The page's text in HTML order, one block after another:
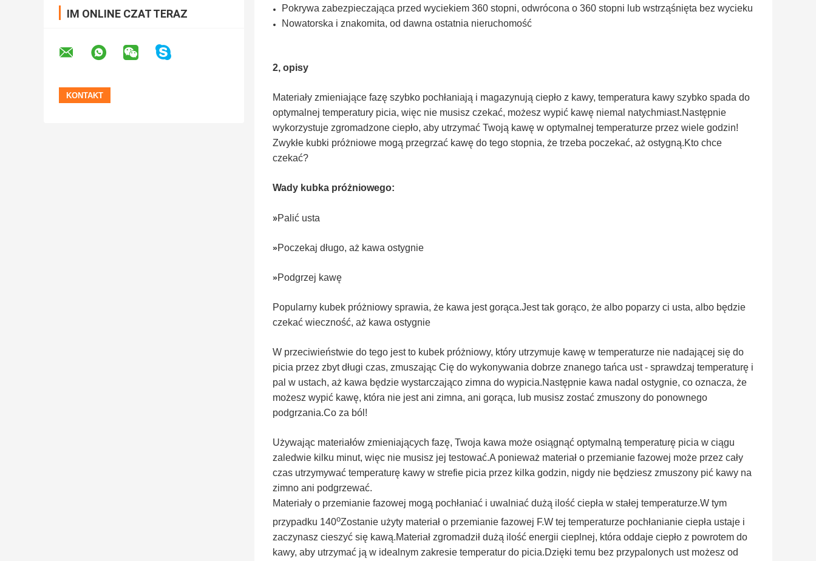
IM ONLINE CZAT TERAZ
Pokrywa zabezpieczająca przed wyciekiem 360 stopni, odwrócona o 360 stopni lub wstrząśnięta bez wycieku
Nowatorska i znakomita, od dawna ostatnia nieruchomość
2, opisy
Materiały zmieniające fazę szybko pochłaniają i magazynują ciepło z kawy, temperatura kawy szybko spada do
optymalnej temperatury picia, więc nie musisz czekać, możesz wypić kawę niemal natychmiast.Następnie
wykorzystuje zgromadzone ciepło, aby utrzymać Twoją kawę w optymalnej temperaturze przez wiele godzin!
Zwykłe kubki próżniowe mogą przegrzać kawę do tego stopnia, że ​​trzeba poczekać, aż ostygną.Kto chce
czekać?
Wady kubka próżniowego:
»Palić usta
»Poczekaj długo, aż kawa ostygnie
»Podgrzej kawę
Popularny kubek próżniowy sprawia, że ​​kawa jest gorąca.Jest tak gorąco, że albo poparzy ci usta, albo będzie
czekać wieczność, aż kawa ostygnie
W przeciwieństwie do tego jest to kubek próżniowy, który utrzymuje kawę w temperaturze nie nadającej się do
picia przez zbyt długi czas, zmuszając Cię do wykonywania dobrze znanego tańca ust - sprawdzaj temperaturę i
pal w ustach, aż kawa będzie wystarczająco zimna do wypicia.Następnie kawa nadal ostygnie, co oznacza, że ​​
możesz wypić kawę, która nie jest ani zimna, ani gorąca, lub musisz zostać zmuszony do ponownego
podgrzania.Co za ból!
Używając materiałów zmieniających fazę, Twoja kawa może osiągnąć optymalną temperaturę picia w ciągu
zaledwie kilku minut, więc nie musisz jej testować.A ponieważ materiał o przemianie fazowej może przez cały
czas utrzymywać temperaturę kawy w strefie picia przez kilka godzin, nigdy nie będziesz zmuszony pić kawy na
zimno ani podgrzewać.
Materiały o przemianie fazowej mogą pochłaniać i uwalniać dużą ilość ciepła w stałej temperaturze.W tym
przypadku 140oZostanie użyty materiał o przemianie fazowej F.W tej temperaturze pochłanianie ciepła ustaje i
zaczynasz cieszyć się kawą.Materiał zgromadził dużą ilość energii cieplnej, która oddaje ciepło z powrotem do
kawy, aby utrzymać ją w idealnym zakresie temperatur do picia.Dzięki temu bez przypalonych ust możesz od